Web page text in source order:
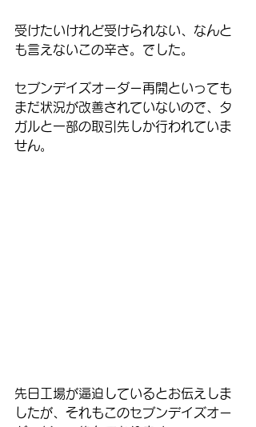
受けたいけれど受けられない、なんと
も言えないこの辛さ。でした。
セブンデイズオーダー再開といっても
まだ状況が改善されていないので、タ
ガルと一部の取引先しか行われていま
せん。
先日工場が逼迫しているとお伝えしま
したが、それもこのセブンデイズオー